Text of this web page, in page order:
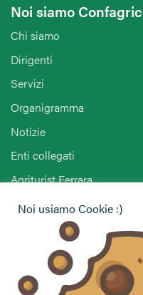
Noi siamo
Chi siamo
Dirigenti
Servizi
Organigramma
Notizie
Enti collegati
Agriturist Ferrara
ANGA Ferrara
Hai bisogno di
Vuoi contattarci per
commento o chiedere
Noi usiamo Cookie :)